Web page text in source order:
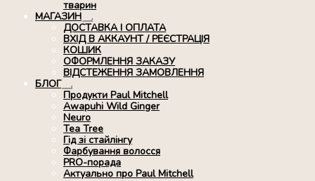
тварин
МАГАЗИН
Розгорнуте
вкладене
меню
ДОСТАВКА І ОПЛАТА
ВХІД В АККАУНТ / РЕЄСТРАЦІЯ
КОШИК
ОФОРМЛЕННЯ ЗАКАЗУ
ВІДСТЕЖЕННЯ ЗАМОВЛЕННЯ
БЛОГ
Розгорнуте
вкладене
меню
Продукти Paul Mitchell
Awapuhi Wild Ginger
Neuro
Tea Tree
Гід зі стайлінгу
Фарбування волосся
PRO-порада
Актуально про Paul Mitchell